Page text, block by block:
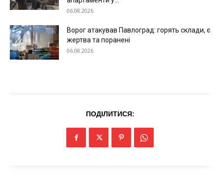
06.08.2026
Ворог атакував Павлоград: горять склади, є
жертва та поранені
06.08.2026
ПОДІЛИТИСЯ: